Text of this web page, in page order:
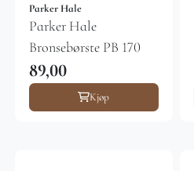
Parker Hale
Parker Hale
Bronsebørste PB 170
89,00
Kjøp